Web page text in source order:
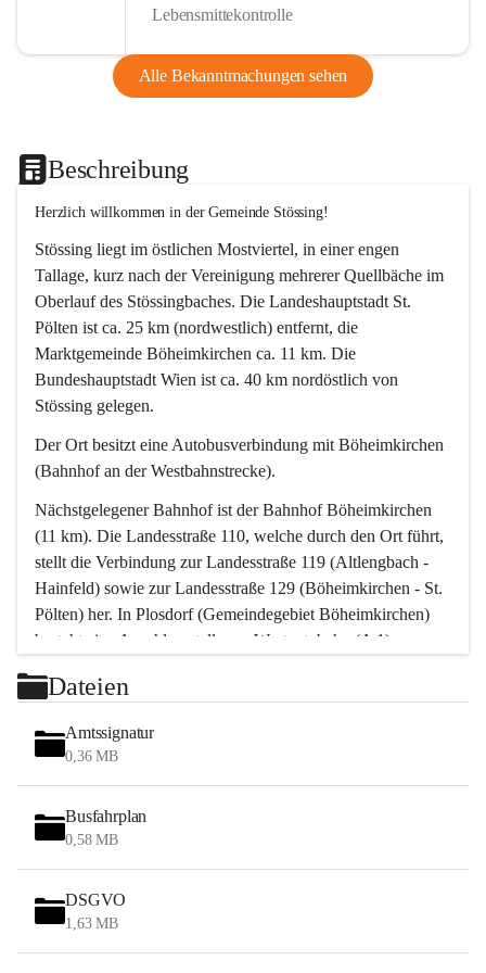
Lebensmittekontrolle
Alle Bekanntmachungen sehen
Beschreibung
Herzlich willkommen in der Gemeinde Stössing!
Stössing liegt im östlichen Mostviertel, in einer engen
Tallage, kurz nach der Vereinigung mehrerer Quellbäche im
Oberlauf des Stössingbaches. Die Landeshauptstadt St.
Pölten ist ca. 25 km (nordwestlich) entfernt, die
Marktgemeinde Böheimkirchen ca. 11 km. Die
Bundeshauptstadt Wien ist ca. 40 km nordöstlich von
Stössing gelegen.
Der Ort besitzt eine Autobusverbindung mit Böheimkirchen
(Bahnhof an der Westbahnstrecke).
Nächstgelegener Bahnhof ist der Bahnhof Böheimkirchen
(11 km). Die Landesstraße 110, welche durch den Ort führt,
stellt die Verbindung zur Landesstraße 119 (Altlengbach -
Hainfeld) sowie zur Landesstraße 129 (Böheimkirchen - St.
Pölten) her. In Plosdorf (Gemeindegebiet Böheimkirchen)
besteht eine Anschlussstelle zur Westautobahn (A 1).
Wien erreicht man in ca. 45 Minuten.
Stössing zählt noch zum Naherholungsraum Wien sowie
zum Naherholungsraum St. Pölten. Viele Bauernhöfe hatten
„ihre Wiener“. Seit 1960 bauten viele Wiener
Wochenendhäuser im Gemeindegebiet. Wegen des
waldreichen Jagdgebietes haben viele Jagdpächter ihre
Das Wandern ist aus touristischer Sicht die bedeutendste
Tätigkeit. Das hügelige Gebiet mit Wanderwegen durch
Wiesen, Wälder und Obstkulturen lädt dazu ein. Gefördert
Dateien
Amtssignatur
0,36 MB
Busfahrplan
0,58 MB
DSGVO
1,63 MB